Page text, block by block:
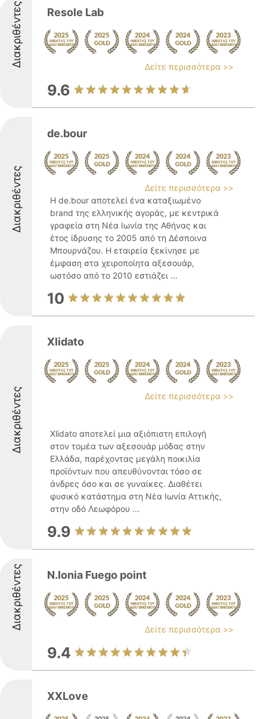
Διακριθέντες Resole Lab
Δείτε περισσότερα >>
9.6
Διακριθέντες
de.bour
Δείτε περισσότερα >>
Η de.bour αποτελεί ένα καταξιωμένο
brand της ελληνικής αγοράς, με κεντρικά
γραφεία στη Νέα Ιωνία της Αθήνας και
έτος ίδρυσης το 2005 από τη Δέσποινα
Μπουρνάζου. Η εταιρεία ξεκίνησε με
έμφαση στα χειροποίητα αξεσουάρ,
ωστόσο από το 2010 εστιάζει ...
10
Διακριθέντες
Xlidato
Δείτε περισσότερα >>
Xlidato αποτελεί μια αξιόπιστη επιλογή
στον τομέα των αξεσουάρ μόδας στην
Ελλάδα, παρέχοντας μεγάλη ποικιλία
προϊόντων που απευθύνονται τόσο σε
άνδρες όσο και σε γυναίκες. Διαθέτει
φυσικό κατάστημα στη Νέα Ιωνία Αττικής,
στην οδό Λεωφόρου ...
9.9
Διακριθέντες N.Ionia Fuego point
Δείτε περισσότερα >>
9.4
XXLove